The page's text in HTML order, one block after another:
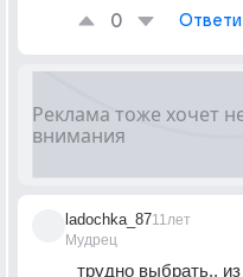
0
ladochka_87
Мудрец
11лет
трудно выбрать..